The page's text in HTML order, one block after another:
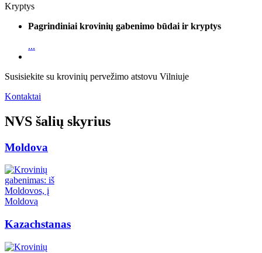
Kryptys
Pagrindiniai krovinių gabenimo būdai ir kryptys
...
Susisiekite su krovinių pervežimo atstovu Vilniuje
Kontaktai
NVS šalių skyrius
Moldova
Kazachstanas